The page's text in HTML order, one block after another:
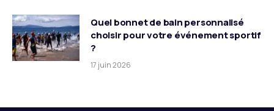
Quel bonnet de bain personnalisé
choisir pour votre événement sportif
?
17 juin 2026